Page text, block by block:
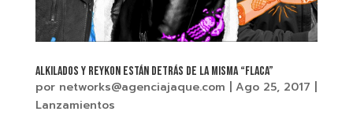
ALKILADOS y Reykon están detrás de la misma “FLACA”
por networks@agenciajaque.com | Ago 25, 2017 |
Lanzamientos